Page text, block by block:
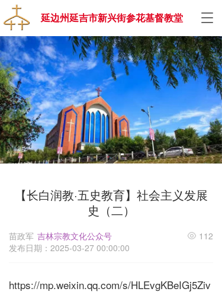
T
g
g
l
e
n
v
i
g
a
t
n
延边州延吉市新兴街参花基督教堂
【长白润教·五史教育】社会主义发展
史（二）
苗政军 吉林宗教文化公众号
发布日期：2025-03-27 00:00:00
112
https://mp.weixin.qq.com/s/HLEvgKBeIGj5Ziv